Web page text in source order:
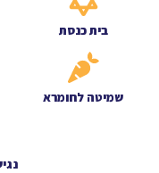
בית כנסת
שמיטה לחומרא